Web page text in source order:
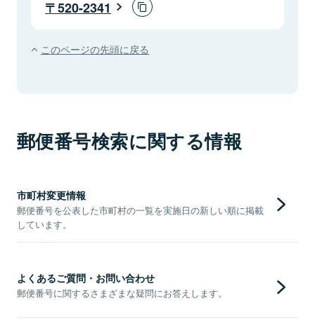
520-2341
このページの先頭に戻る
郵便番号検索に関する情報
市町村変更情報
郵便番号を公表した市町村の一覧を実施日の新しい順に掲載
しています。
よくあるご質問・お問い合わせ
郵便番号に関するさまざまな疑問にお答えします。